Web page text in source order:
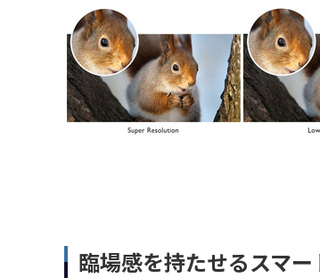
臨場感を持たせるスマ